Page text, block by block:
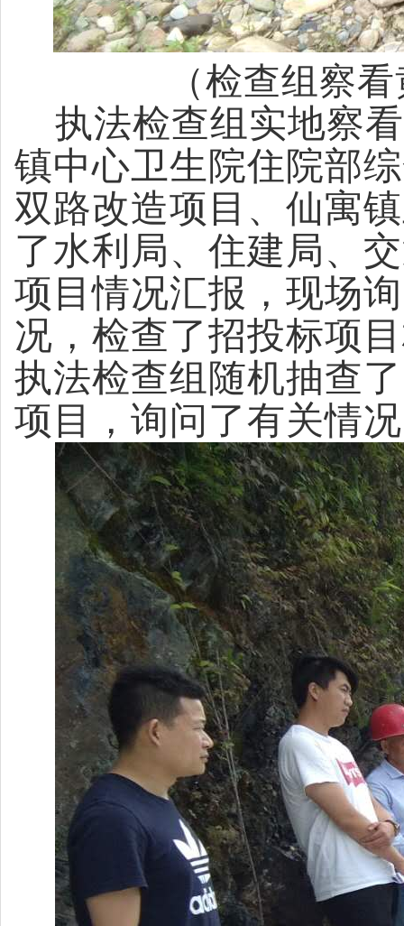
（检查组 察
执法检查组实地察
镇中心卫生院住院部
双路改造项目、仙寓
了水利局、住建局、
项目情况汇报，现场
况，检查了招投标项
执法检查组随机抽查
项目，询问了有关情